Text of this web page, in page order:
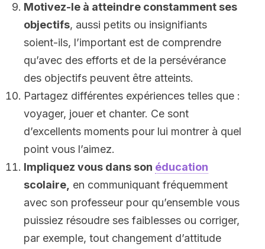
Motivez-le à atteindre constamment ses
objectifs, aussi petits ou insignifiants
soient-ils, l’important est de comprendre
qu’avec des efforts et de la persévérance
des objectifs peuvent être atteints.
Partagez différentes expériences telles que :
voyager, jouer et chanter. Ce sont
d’excellents moments pour lui montrer à quel
point vous l’aimez.
Impliquez vous dans son éducation
scolaire, en communiquant fréquemment
avec son professeur pour qu’ensemble vous
puissiez résoudre ses faiblesses ou corriger,
par exemple, tout changement d’attitude